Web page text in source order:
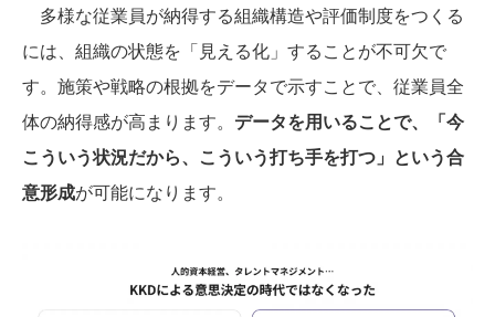
多様な従業員が納得する組織構造や評価制度をつくる
には、組織の状態を「見える化」することが不可欠で
す。施策や戦略の根拠をデータで示すことで、従業員全
体の納得感が高まります。 データを用いることで、「今
こういう状況だから、こういう打ち手を打つ」という合
意形成が可能になります。